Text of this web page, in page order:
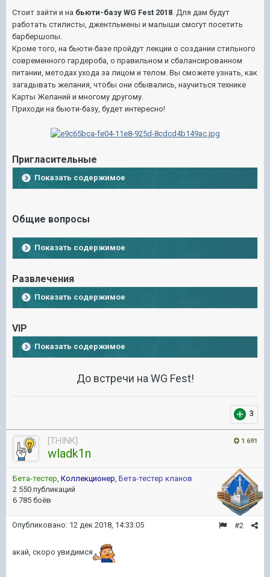
Стоит зайти и на бьюти-базу WG Fest 2018 . Для дам будут
работать стилисты, джентльмены и малыши смогут посетить
барбершопы.
Кроме того, на бьюти-базе пройдут лекции о создании стильного
современного гардероба, о правильном и сбалансированном
питании, методах ухода за лицом и телом. Вы сможете узнать, как
загадывать желания, чтобы они сбывались, научиться технике
Карты Желаний и многому другому.
Приходи на бьюти-базу, будет интересно!
Пригласительные
Показать содержимое
Общие вопросы
Показать содержимое
Развлечения
Показать содержимое
VIP
Показать содержимое
До встречи на WG Fest!
3
1 691
[THINK]
wladk1n
Бета-тестер, Коллекционер, Бета-тестер кланов
2 550 публикаций
6 785 боёв
#2
Опубликовано: 12 дек 2018, 14:33:05
акай, скоро увидимся